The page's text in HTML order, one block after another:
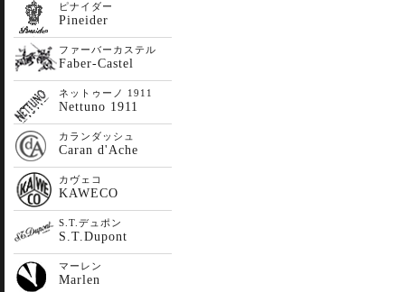
ピナイダー
Pineider
ファーバーカステル
Faber-Castel
ネットゥーノ 1911
Nettuno 1911
カランダッシュ
Caran d'Ache
カヴェコ
KAWECO
S.T.デュポン
S.T.Dupont
マーレン
Marlen